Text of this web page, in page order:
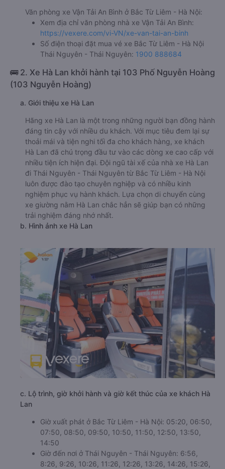
Văn phòng xe Vận Tải An Bình ở Bắc Từ Liêm - Hà Nội:
Xem địa chỉ văn phòng nhà xe Vận Tải An Bình:
https://vexere.com/vi-VN/xe-van-tai-an-binh
Số điện thoại đặt mua vé xe Bắc Từ Liêm - Hà Nội
Thái Nguyên - Thái Nguyên: 1900 888684
🚌 2. Xe Hà Lan khởi hành tại 103 Phố Nguyễn Hoàng
(103 Nguyễn Hoàng)
a. Giới thiệu xe Hà Lan
Hãng xe Hà Lan là một trong những người bạn đồng hành
đáng tin cậy với nhiều du khách. Với mục tiêu đem lại sự
thoải mái và tiện nghi tối đa cho khách hàng, xe khách
Hà Lan đã chú trọng đầu tư vào các dòng xe cao cấp với
nhiều tiện ích hiện đại. Đội ngũ tài xế của nhà xe Hà Lan
đi Thái Nguyên - Thái Nguyên từ Bắc Từ Liêm - Hà Nội
luôn được đào tạo chuyên nghiệp và có nhiều kinh
nghiệm phục vụ hành khách. Lựa chọn di chuyển cùng
xe giường nằm Hà Lan chắc hẳn sẽ giúp bạn có những
trải nghiệm đáng nhớ nhất.
b. Hình ảnh xe Hà Lan
c. Lộ trình, giờ khởi hành và giờ kết thúc của xe khách Hà
Lan
Giờ xuất phát ở Bắc Từ Liêm - Hà Nội: 05:20, 06:50,
07:50, 08:50, 09:50, 10:50, 11:50, 12:50, 13:50,
14:50
Giờ đến nơi ở Thái Nguyên - Thái Nguyên: 6:56,
8:26, 9:26, 10:26, 11:26, 12:26, 13:26, 14:26, 15:26,